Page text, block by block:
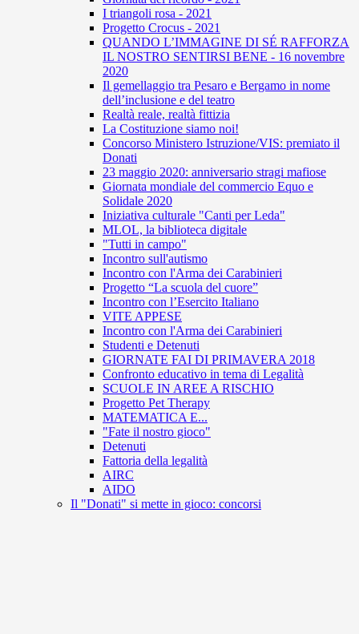
I triangoli rosa - 2021
Progetto Crocus - 2021
QUANDO L’IMMAGINE DI SÉ RAFFORZA
IL NOSTRO SENTIRSI BENE - 16 novembre
2020
Il gemellaggio tra Pesaro e Bergamo in nome
dell’inclusione e del teatro
Realtà reale, realtà fittizia
La Costituzione siamo noi!
Concorso Ministero Istruzione/VIS: premiato il
Donati
23 maggio 2020: anniversario stragi mafiose
Giornata mondiale del commercio Equo e
Solidale 2020
Iniziativa culturale "Canti per Leda"
MLOL, la biblioteca digitale
"Tutti in campo"
Incontro sull'autismo
Incontro con l'Arma dei Carabinieri
Progetto “La scuola del cuore”
Incontro con l’Esercito Italiano
VITE APPESE
Incontro con l'Arma dei Carabinieri
Studenti e Detenuti
GIORNATE FAI DI PRIMAVERA 2018
Confronto educativo in tema di Legalità
SCUOLE IN AREE A RISCHIO
Progetto Pet Therapy
MATEMATICA E...
"Fate il nostro gioco"
Detenuti
Fattoria della legalità
AIRC
AIDO
Il "Donati" si mette in gioco: concorsi